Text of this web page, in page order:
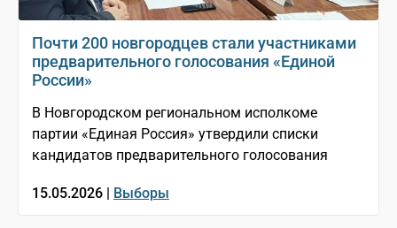
Почти 200 новгородцев стали участниками
предварительного голосования «Единой
России»
В Новгородском региональном исполкоме
партии «Единая Россия» утвердили списки
кандидатов предварительного голосования
15.05.2026 | Выборы